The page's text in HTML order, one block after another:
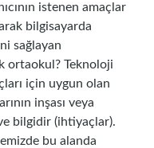
istenen amaçlar
bilgisayarda
sağlayan
ortaokul? Teknoloji
için uygun olan
inşası veya
bilgidir (ihtiyaçlar).
bu alanda